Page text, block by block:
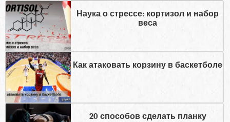
Наука о стрессе: кортизол и набор
веса
Как атаковать корзину в баскетболе
20 способов сделать планку